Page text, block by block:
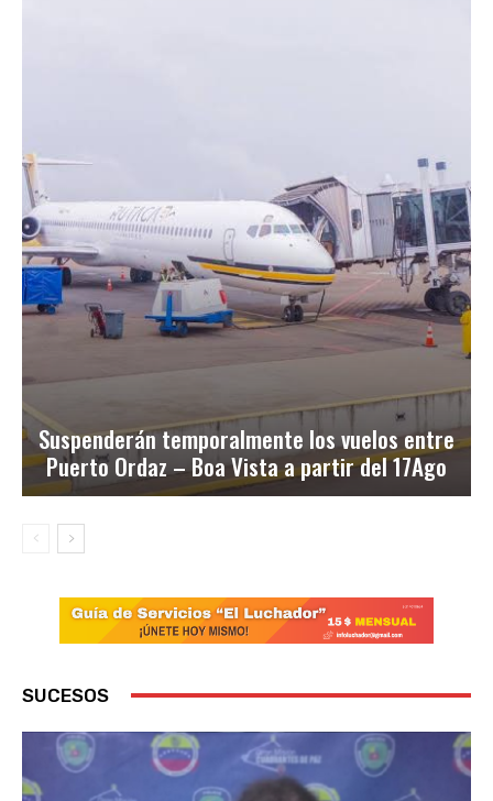
Suspenderán temporalmente los vuelos entre
Puerto Ordaz – Boa Vista a partir del 17Ago
SUCESOS